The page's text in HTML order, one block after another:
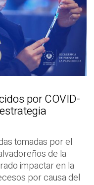
por COVID-
tomadas por el
de la
impactar en la
por causa del